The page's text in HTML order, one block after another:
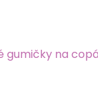
gumičky na